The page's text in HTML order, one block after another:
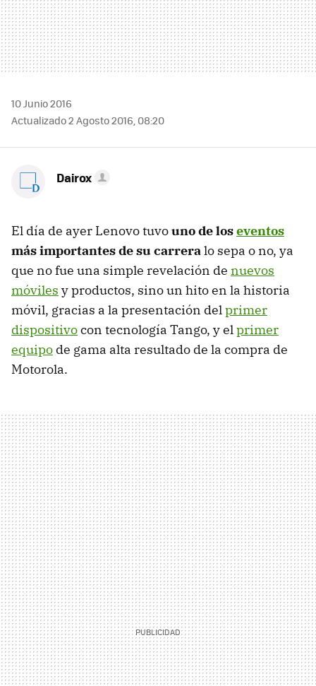
10 Junio 2016
Actualizado 2 Agosto 2016, 08:20
Dairox
El día de ayer Lenovo tuvouno de loseventos
más importantes de su carreralo sepa o no, ya
que no fue una simple revelación de nuevos
móviles y productos, sino un hito en la historia
móvil, gracias a la presentación delprimer
dispositivocon tecnología Tango, y elprimer
equipo de gama alta resultado de la compra de
Motorola.